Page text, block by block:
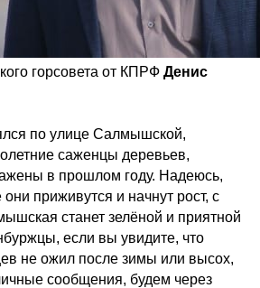
горсовета от КПРФ Денис
по улице Салмышской,
саженцы деревьев,
в прошлом году. Надеюсь,
они приживутся и начнут рост, с
станет зелёной и приятной
если вы увидите, что
не ожил после зимы или высох,
сообщения, будем через